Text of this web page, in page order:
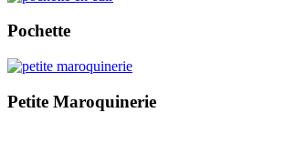
Pochette
Petite Maroquinerie